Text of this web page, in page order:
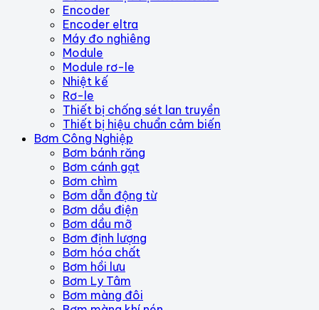
Encoder
Encoder eltra
Máy đo nghiêng
Module
Module rơ-le
Nhiệt kế
Rơ-le
Thiết bị chống sét lan truyền
Thiết bị hiệu chuẩn cảm biến
Bơm Công Nghiệp
Bơm bánh răng
Bơm cánh gạt
Bơm chìm
Bơm dẫn động từ
Bơm dầu điện
Bơm dầu mỡ
Bơm định lượng
Bơm hóa chất
Bơm hồi lưu
Bơm Ly Tâm
Bơm màng đôi